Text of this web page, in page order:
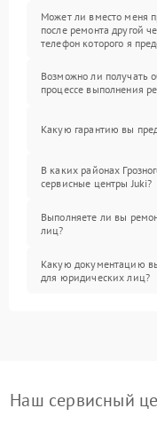
Может ли вместо меня
после ремонта другой
телефон которого я
Возможно ли получать
процессе выполнения
Какую гарантию вы
В каких районах
сервисные центры Juki?
Выполняете ли вы
лиц?
Какую документацию
для юридических лиц?
Наш сервисный